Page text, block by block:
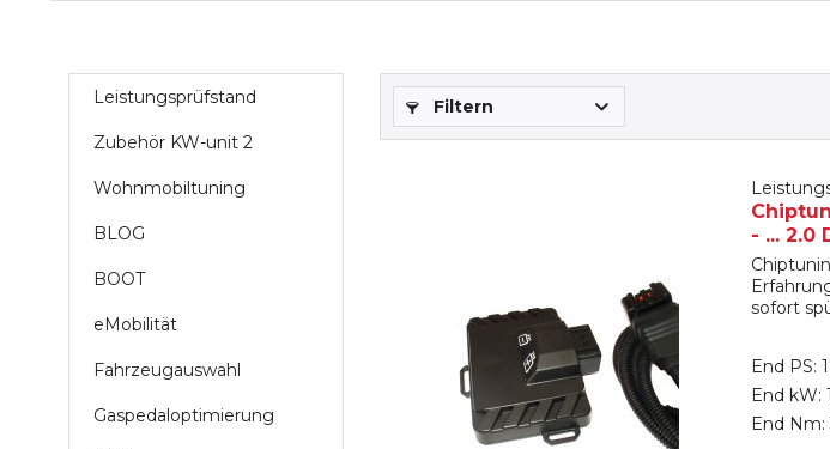
Leistungsprüfstand
Zubehör KW-unit 2
Wohnmobiltuning
BLOG
BOOT
eMobilität
Fahrzeugauswahl
Gaspedaloptimierung
Filtern
- ... 2.0
sofort
End PS:
End kW:
End Nm: